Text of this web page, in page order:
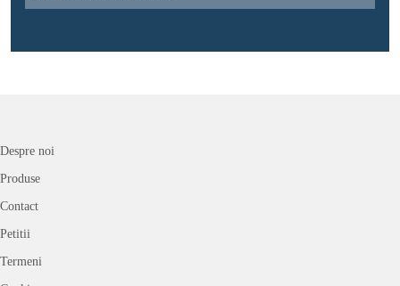
Despre noi
Produse
Contact
Petitii
Termeni